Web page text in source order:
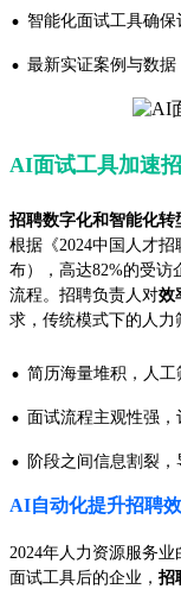
· 智能化面试工具确
· 最新实证案例与数
AI面试工具加速
招聘数字化和智能化转
根据《2024中国人才
布），高达82%的受
流程。招聘负责人对效
求，传统模式下的人力
· 简历海量堆积，人工
· 面试流程主观性强，
· 阶段之间信息割裂，
AI自动化提升招聘
2024年人力资源服务
面试工具后的企业， 招